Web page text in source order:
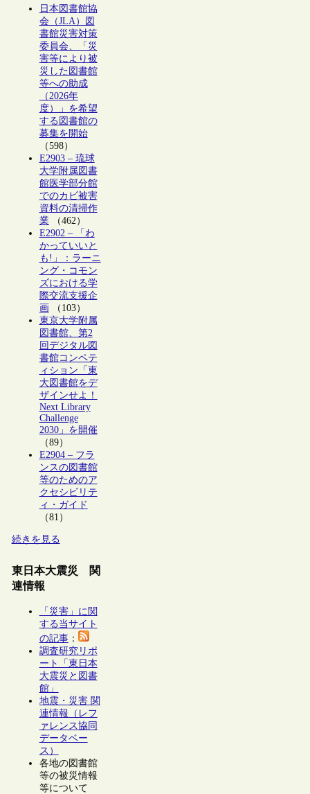
日本図書館協
会（JLA）図
書館災害対策
委員会、「災
害等により被
災した図書館
等への助成
（2026年
度）」を希望
する図書館の
募集を開始
（598）
E2903 – 琉球
大学附属図書
館医学部分館
でのカビ被害
資料の清掃作
業（462）
E2902 – 「わ
かっていいと
も!」：ラーニ
ング・コモン
ズにおける学
際交流支援企
画 （103）
東京大学附属
図書館、第2
回デジタル図
書館コンペテ
ィション「東
大図書館をデ
ザインせよ！
Next Library
Challenge
2030」を開催
（89）
E2904 – フラ
ンスの図書館
等のためのア
クセシビリテ
ィ・ガイド
（81）
続きを見る
東日本大震災 関
連情報
「災害」に関
する当サイト
の記事：
調査研究リポ
ート「東日本
大震災と図書
館」
地震・災害 関
連情報（レフ
ァレンス協同
データベー
ス）
各地の図書館
等の被災情報
等について